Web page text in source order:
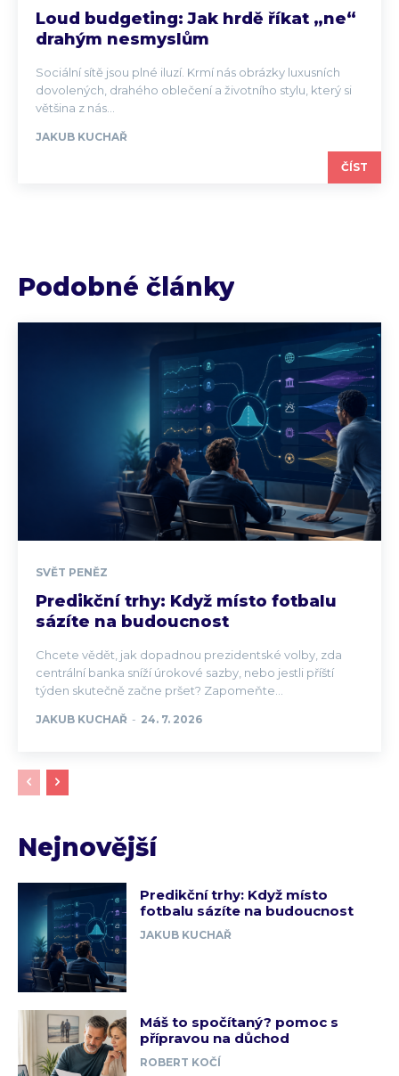
Loud budgeting: Jak hrdě říkat „ne“
drahým nesmyslům
Sociální sítě jsou plné iluzí. Krmí nás obrázky luxusních
dovolených, drahého oblečení a životního stylu, který si
většina z nás...
JAKUB KUCHAŘ
ČÍST
Podobné články
SVĚT PENĚZ
Predikční trhy: Když místo fotbalu
sázíte na budoucnost
Chcete vědět, jak dopadnou prezidentské volby, zda
centrální banka sníží úrokové sazby, nebo jestli příští
týden skutečně začne pršet? Zapomeňte...
JAKUB KUCHAŘ - 24. 7. 2026
Nejnovější
Predikční trhy: Když místo
fotbalu sázíte na budoucnost
JAKUB KUCHAŘ
Máš to spočítaný? pomoc s
přípravou na důchod
ROBERT KOČÍ